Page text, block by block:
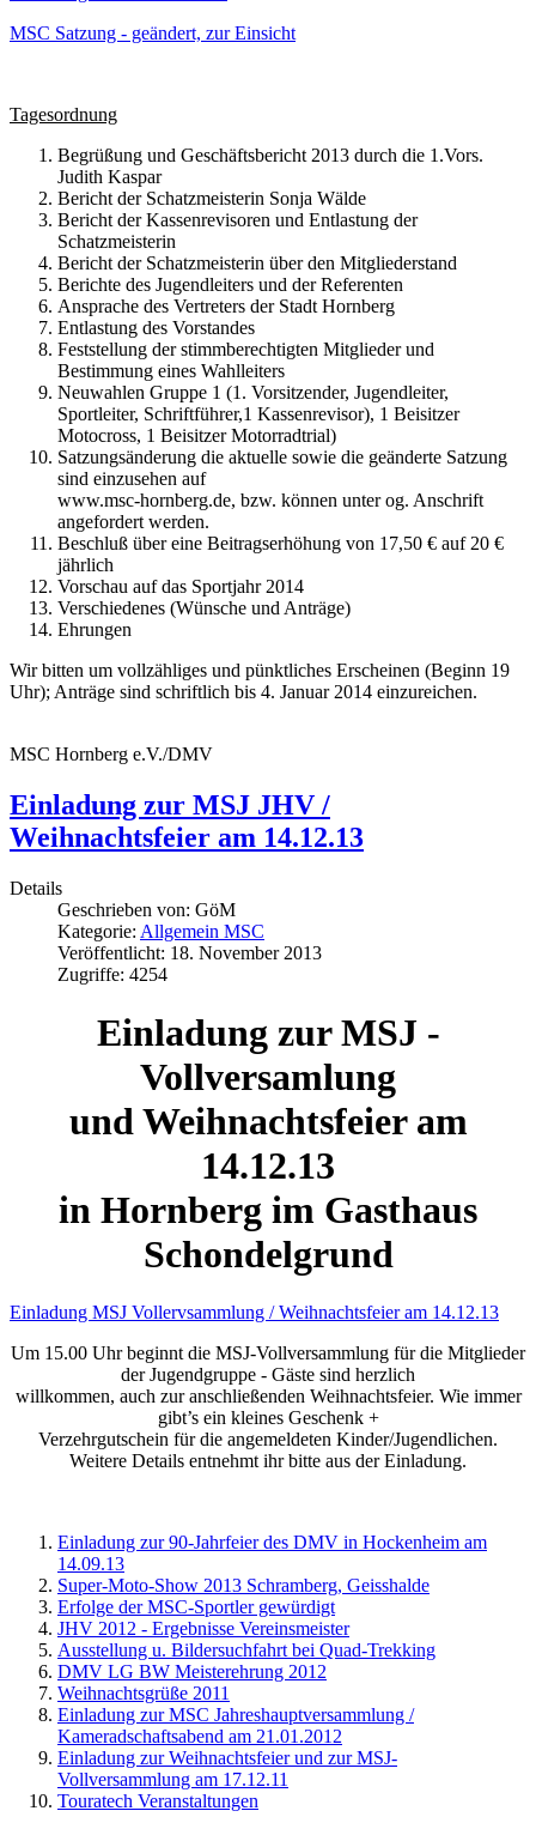
MSC Satzung - geändert, zur Einsicht
Tagesordnung
Begrüßung und Geschäftsbericht 2013 durch die 1.Vors.
Judith Kaspar
Bericht der Schatzmeisterin Sonja Wälde
Bericht der Kassenrevisoren und Entlastung der
Schatzmeisterin
Bericht der Schatzmeisterin über den Mitgliederstand
Berichte des Jugendleiters und der Referenten
Ansprache des Vertreters der Stadt Hornberg
Entlastung des Vorstandes
Feststellung der stimmberechtigten Mitglieder und
Bestimmung eines Wahlleiters
Neuwahlen Gruppe 1 (1. Vorsitzender, Jugendleiter,
Sportleiter, Schriftführer,1 Kassenrevisor), 1 Beisitzer
Motocross, 1 Beisitzer Motorradtrial)
Satzungsänderung die aktuelle sowie die geänderte Satzung
sind einzusehen auf
www.msc-hornberg.de, bzw. können unter og. Anschrift
angefordert werden.
Beschluß über eine Beitragserhöhung von 17,50 € auf 20 €
jährlich
Vorschau auf das Sportjahr 2014
Verschiedenes (Wünsche und Anträge)
Ehrungen
Wir bitten um vollzähliges und pünktliches Erscheinen (Beginn 19
Uhr); Anträge sind schriftlich bis 4. Januar 2014 einzureichen.
MSC Hornberg e.V./DMV
Einladung zur MSJ JHV /
Weihnachtsfeier am 14.12.13
Details
Geschrieben von: GöM
Kategorie: Allgemein MSC
Veröffentlicht: 18. November 2013
Zugriffe: 4254
Einladung zur MSJ -
Vollversamlung
und Weihnachtsfeier am
14.12.13
in Hornberg im Gasthaus
Schondelgrund
Einladung MSJ Vollervsammlung / Weihnachtsfeier am 14.12.13
Um 15.00 Uhr beginnt die MSJ-Vollversammlung für die Mitglieder
der Jugendgruppe - Gäste sind herzlich
willkommen, auch zur anschließenden Weihnachtsfeier. Wie immer
gibt’s ein kleines Geschenk +
Verzehrgutschein für die angemeldeten Kinder/Jugendlichen.
Weitere Details entnehmt ihr bitte aus der Einladung.
Einladung zur 90-Jahrfeier des DMV in Hockenheim am
14.09.13
Super-Moto-Show 2013 Schramberg, Geisshalde
Erfolge der MSC-Sportler gewürdigt
JHV 2012 - Ergebnisse Vereinsmeister
Ausstellung u. Bildersuchfahrt bei Quad-Trekking
DMV LG BW Meisterehrung 2012
Weihnachtsgrüße 2011
Einladung zur MSC Jahreshauptversammlung /
Kameradschaftsabend am 21.01.2012
Einladung zur Weihnachtsfeier und zur MSJ-
Vollversammlung am 17.12.11
Touratech Veranstaltungen